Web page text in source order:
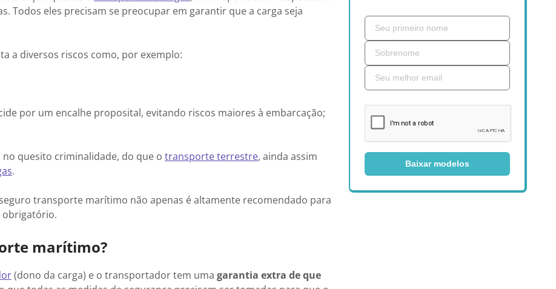
Todos eles precisam se preocupar em garantir que a carga seja
a diversos riscos como, por exemplo:
por um encalhe proposital, evitando riscos maiores à embarcação;
quesito criminalidade, do que o transporte terrestre, ainda assim
.
transporte marítimo não apenas é altamente recomendado para
obrigatório.
marítimo?
(dono da carga) e o transportador tem uma garantia extra de que
Baixar modelos